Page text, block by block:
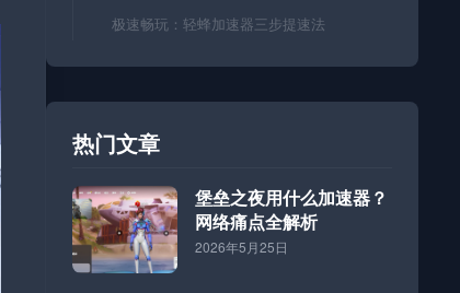
极速畅玩：轻蜂加速器三步提速法
热门文章
堡垒之夜用什么加速器？
网络痛点全解析
2026年5月25日